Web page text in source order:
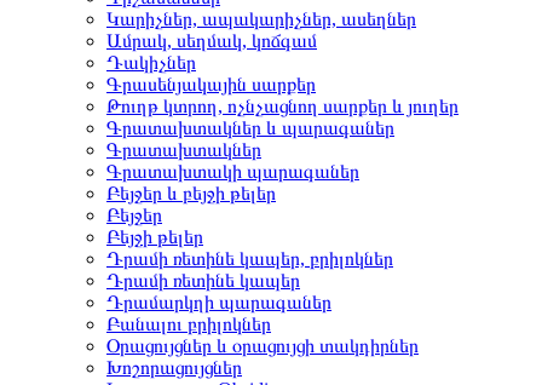
Կարիչներ, ապակարիչներ, ասեղներ
Ամրակ, սեղմակ, կոճգամ
Դակիչներ
Գրասենյակային սարքեր
Թուղթ կտրող, ոչնչացնող սարքեր և յուղեր
Գրատախտակներ և պարագաներ
Գրատախտակներ
Գրատախտակի պարագաներ
Բեյջեր և բեյջի թելեր
Բեյջեր
Բեյջի թելեր
Դրամի ռետինե կապեր, բրիլոկներ
Դրամի ռետինե կապեր
Դրամարկղի պարագաներ
Բանալու բրիլոկներ
Օրացույցներ և օրացույցի տակդիրներ
Խոշորացույցներ